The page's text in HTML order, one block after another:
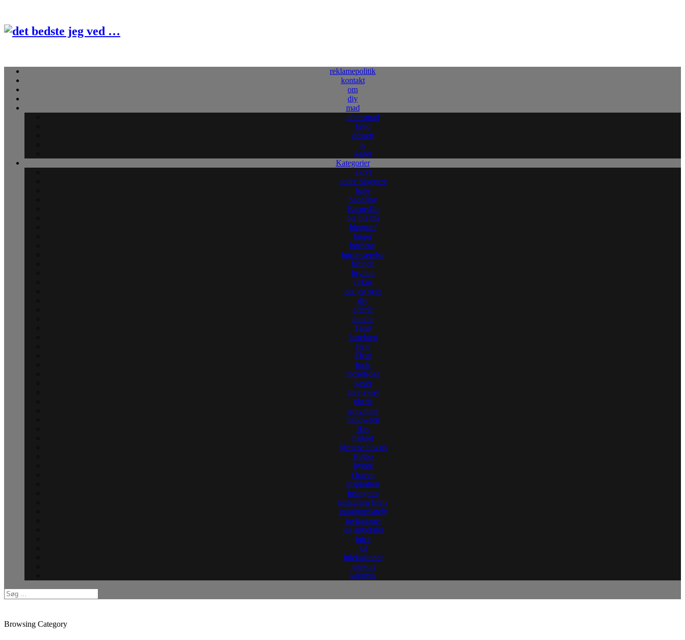
reklamepolitik
kontakt
om
diy
mad
aftensmad
brød
dessert
is
kager
Kategorier
akryl
andre bloggere
baby
badesjov
Barnedåb
bla bla bla
blogtræf
bøger
børnetøj
børneværelse
brunch
bryllup
cirkus
det jeg syer
diy
efterår
familie
Fanø
fastelavn
ferie
Fleur
forår
fødselsdag
gaver
give away
glæde
graviditet
halloween
Hay
hæklet
hjemme hos os
Højbo
hygge
i haven
inspiration
instagram
instagram lately
instagramlately
invitationer
jeg anbefaler
juice
jul
julekalender
julekort
keramik
Browsing Category